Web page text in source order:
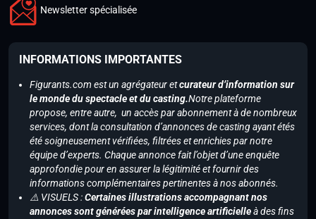
Newsletter spécialisée
INFORMATIONS IMPORTANTES
Figurants.com est un agrégateur etcurateur d’information sur
le monde du spectacle et du casting.Notre plateforme
propose, entre autre, un accès par abonnement à de nombreux
services, dont la consultation d’annonces de casting ayant étés
été soigneusement vérifiées, filtrées et enrichies par notre
équipe d’experts. Chaque annonce fait l’objet d’une enquête
approfondie pour en assurer la légitimité et fournir des
informations complémentaires pertinentes à nos abonnés.
⚠️ VISUELS :Certaines illustrations accompagnant nos
annonces sont générées par intelligence artificielleà des fins